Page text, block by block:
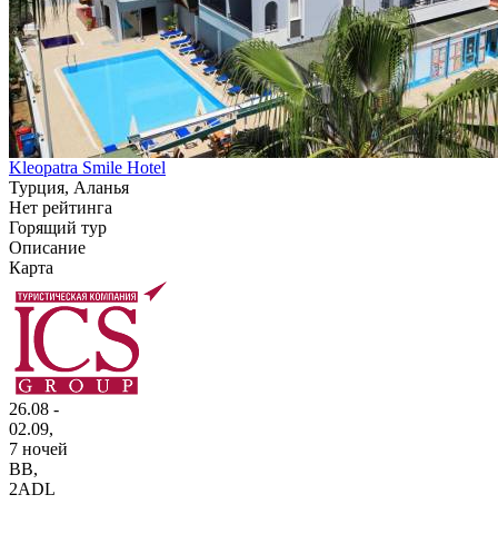
Kleopatra Smile Hotel
Турция, Аланья
Нет рейтинга
Горящий тур
Описание
Карта
26.08 -
02.09,
7 ночей
BB,
2ADL